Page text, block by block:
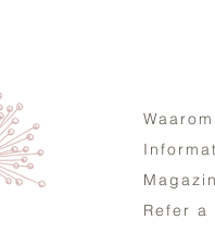
Refer a